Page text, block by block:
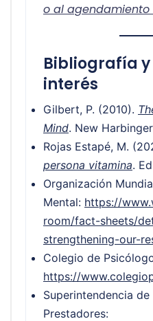
o al
Bibliografía
interés
Gilbert, P. (2010).
Mind. New
Rojas Estapé, M.
persona vitamina.
Organización
Mental: https://
room/fact-sheets/
strengthening-our-
Colegio de
https://
Superintendencia
Prestadores: